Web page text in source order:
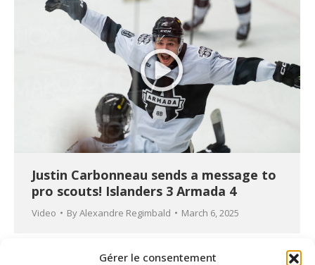
Gérer le consentement
Justin Carbonneau sends a message to
pro scouts! Islanders 3 Armada 4
Video ByAlexandre Regimbald March 6, 2025